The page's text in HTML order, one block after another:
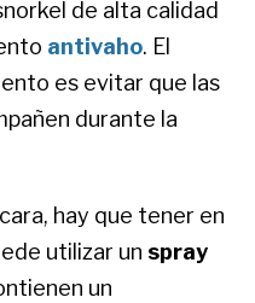
de alta calidad
antivaho. El
es evitar que las
durante la
hay que tener en
utilizar un spray
un